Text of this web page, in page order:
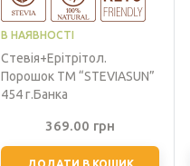
В НАЯВНОСТІ
Стевія+Ерітрітол.
Порошок ТМ “STEVIASUN”
454 г.Банка
369.00 грн